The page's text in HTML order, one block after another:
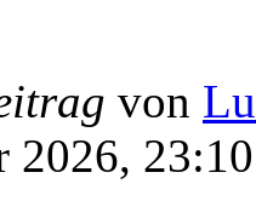
von
2026, 23:10